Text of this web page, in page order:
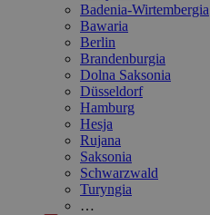
Badenia-Wirtembergia
Bawaria
Berlin
Brandenburgia
Dolna Saksonia
Düsseldorf
Hamburg
Hesja
Rujana
Saksonia
Schwarzwald
Turyngia
…